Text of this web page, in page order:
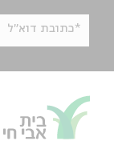
*כתובת דוא"ל